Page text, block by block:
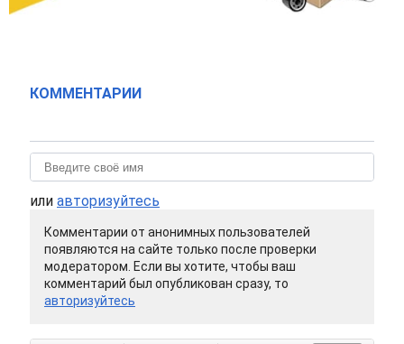
КОММЕНТАРИИ
или авторизуйтесь
Комментарии от анонимных пользователей
появляются на сайте только после проверки
модератором. Если вы хотите, чтобы ваш
комментарий был опубликован сразу, то
авторизуйтесь